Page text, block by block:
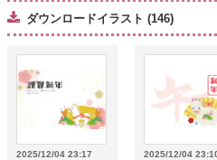
ダウンロードイラスト (146)
2025/12/04 23:17 2025/12/04